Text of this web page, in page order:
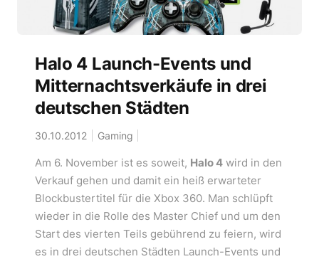
Halo 4 Launch-Events und
Mitternachtsverkäufe in drei
deutschen Städten
30.10.2012 Gaming
Am 6. November ist es soweit, Halo 4wird in den
Verkauf gehen und damit ein heiß erwarteter
Blockbustertitel für die Xbox 360. Man schlüpft
wieder in die Rolle des Master Chief und um den
Start des vierten Teils gebührend zu feiern, wird
es in drei deutschen Städten Launch-Events und